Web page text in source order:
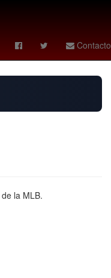
Contacto
la República Liga 1
la MLB.